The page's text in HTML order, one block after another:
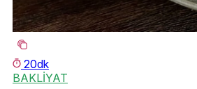
20dk
BAKLİYAT